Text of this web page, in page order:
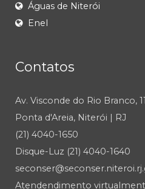
Águas de Niterói
Enel
Contatos
Av. Visconde do Rio Branco, 11
Ponta d'Areia, Niterói | RJ
(21) 4040-1650
Disque-Luz (21) 4040-1640
Atendendimento